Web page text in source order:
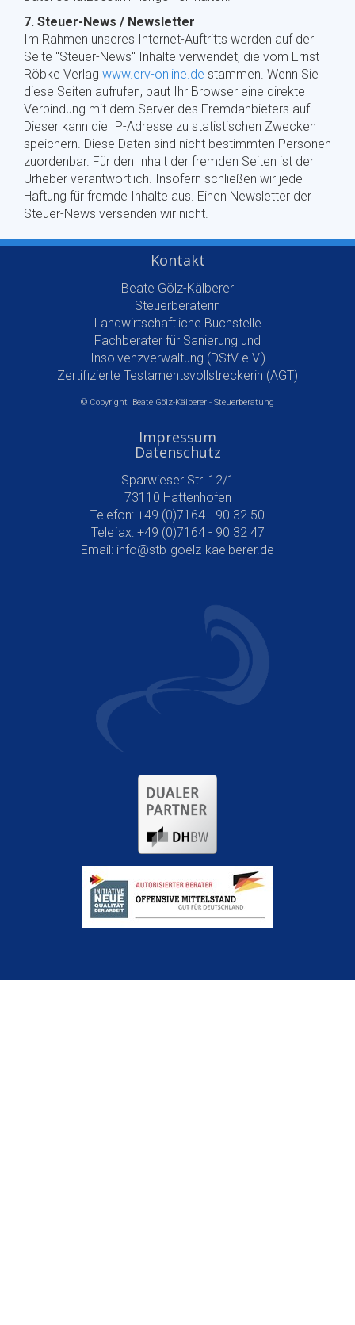
7. Steuer-News / Newsletter
Im Rahmen unseres Internet-Auftritts werden auf der
Seite "Steuer-News" Inhalte verwendet, die vom Ernst
Röbke Verlag www.erv-online.de stammen. Wenn Sie
diese Seiten aufrufen, baut Ihr Browser eine direkte
Verbindung mit dem Server des Fremdanbieters auf.
Dieser kann die IP-Adresse zu statistischen Zwecken
speichern. Diese Daten sind nicht bestimmten Personen
zuordenbar. Für den Inhalt der fremden Seiten ist der
Urheber verantwortlich. Insofern schließen wir jede
Haftung für fremde Inhalte aus. Einen Newsletter der
Steuer-News versenden wir nicht.
Kontakt
Beate Gölz-Kälberer
Steuerberaterin
Landwirtschaftliche Buchstelle
Fachberater für Sanierung und
Insolvenzverwaltung (DStV e.V.)
Zertifizierte Testamentsvollstreckerin (AGT)
© Copyright Beate Gölz-Kälberer - Steuerberatung
Impressum
Datenschutz
Sparwieser Str. 12/1
73110 Hattenhofen
Telefon: +49 (0)7164 - 90 32 50
Telefax: +49 (0)7164 - 90 32 47
Email: info@stb-goelz-kaelberer.de